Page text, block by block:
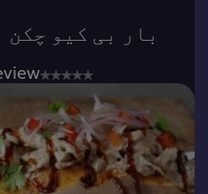
بار بی کیو چکن